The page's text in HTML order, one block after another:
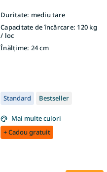
Duritate: mediu tare
Capacitate de încărcare: 120 kg
/ loc
Înălțime: 24 cm
Standard Bestseller
Mai multe culori
+ Cadou gratuit